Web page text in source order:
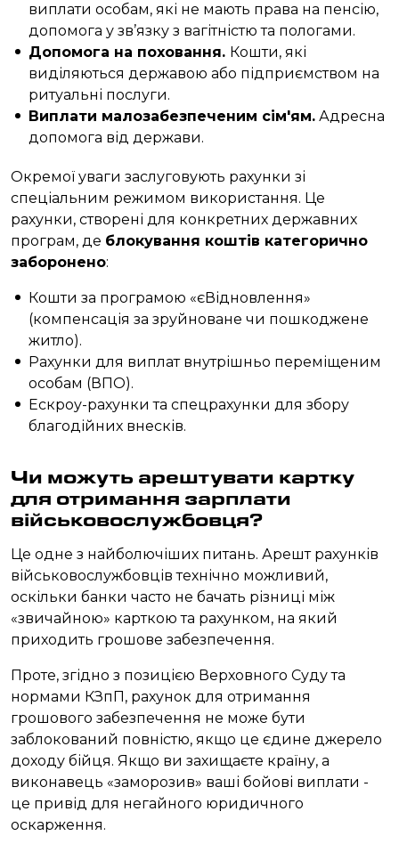
виплати особам, які не мають права на пенсію,
допомога у зв’язку з вагітністю та пологами.
Допомога на поховання. Кошти, які
виділяються державою або підприємством на
ритуальні послуги.
Виплати малозабезпеченим сім'ям. Адресна
допомога від держави.
Окремої уваги заслуговують рахунки зі
спеціальним режимом використання. Це
рахунки, створені для конкретних державних
програм, де блокування коштів категорично
заборонено:
Кошти за програмою «єВідновлення»
(компенсація за зруйноване чи пошкоджене
житло).
Рахунки для виплат внутрішньо переміщеним
особам (ВПО).
Ескроу-рахунки та спецрахунки для збору
благодійних внесків.
Чи можуть арештувати картку
для отримання зарплати
військовослужбовця?
Це одне з найболючіших питань. Арешт рахунків
військовослужбовців технічно можливий,
оскільки банки часто не бачать різниці між
«звичайною» карткою та рахунком, на який
приходить грошове забезпечення.
Проте, згідно з позицією Верховного Суду та
нормами КЗпП, рахунок для отримання
грошового забезпечення не може бути
заблокований повністю, якщо це єдине джерело
доходу бійця. Якщо ви захищаєте країну, а
виконавець «заморозив» ваші бойові виплати -
це привід для негайного юридичного
оскарження.